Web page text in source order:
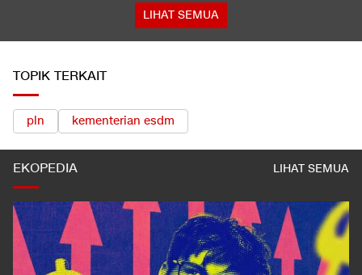
LIHAT SEMUA
TOPIK TERKAIT
pln kementerian esdm
EKOPEDIA LIHAT SEMUA